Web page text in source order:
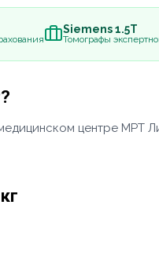
Siemens 1.5Т
Томографы
центре МРТ